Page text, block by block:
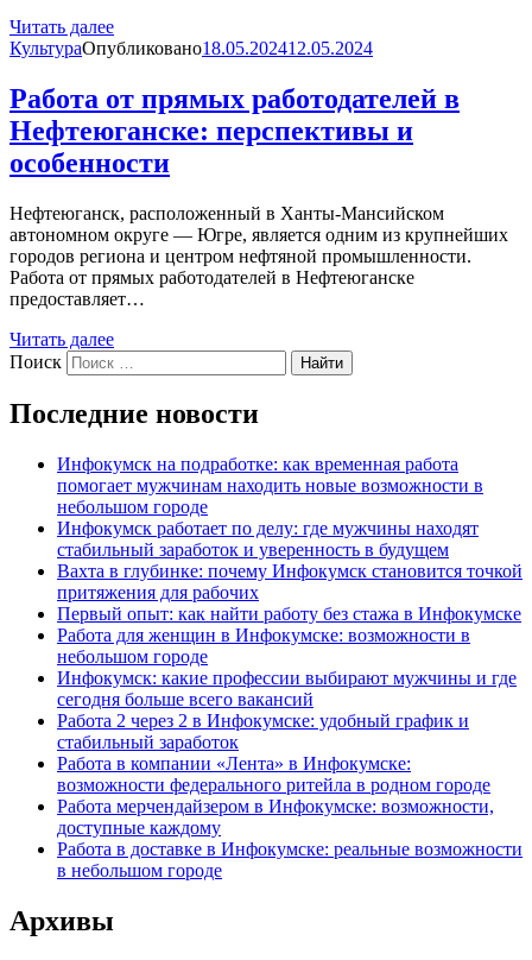
Читать далее
КультураОпубликовано18.05.202412.05.2024
Работа от прямых работодателей в
Нефтеюганске: перспективы и
особенности
Нефтеюганск, расположенный в Ханты-Мансийском
автономном округе — Югре, является одним из крупнейших
городов региона и центром нефтяной промышленности.
Работа от прямых работодателей в Нефтеюганске
предоставляет…
Читать далее
Поиск
Найти
Последние новости
Инфокумск на подработке: как временная работа
помогает мужчинам находить новые возможности в
небольшом городе
Инфокумск работает по делу: где мужчины находят
стабильный заработок и уверенность в будущем
Вахта в глубинке: почему Инфокумск становится точкой
притяжения для рабочих
Первый опыт: как найти работу без стажа в Инфокумске
Работа для женщин в Инфокумске: возможности в
небольшом городе
Инфокумск: какие профессии выбирают мужчины и где
сегодня больше всего вакансий
Работа 2 через 2 в Инфокумске: удобный график и
стабильный заработок
Работа в компании «Лента» в Инфокумске:
возможности федерального ритейла в родном городе
Работа мерчендайзером в Инфокумске: возможности,
доступные каждому
Работа в доставке в Инфокумске: реальные возможности
в небольшом городе
Архивы